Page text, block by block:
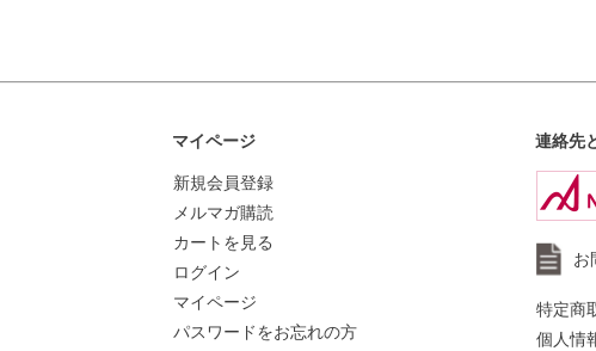
マイページ
新規会員登録
メルマガ購読
カートを見る
ログイン
マイページ
パスワードをお忘れの方
連絡先
お
特定商
個人情